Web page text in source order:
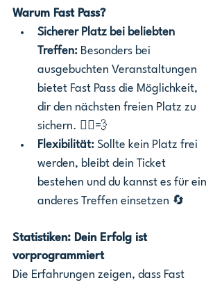
Warum Fast Pass?
Sicherer Platz bei beliebten
Treffen: Besonders bei
ausgebuchten Veranstaltungen
bietet Fast Pass die Möglichkeit,
dir den nächsten freien Platz zu
sichern. 🏃‍♂️💨
Flexibilität: Sollte kein Platz frei
werden, bleibt dein Ticket
bestehen und du kannst es für ein
anderes Treffen einsetzen 🔄
Statistiken: Dein Erfolg ist
vorprogrammiert
Die Erfahrungen zeigen, dass Fast